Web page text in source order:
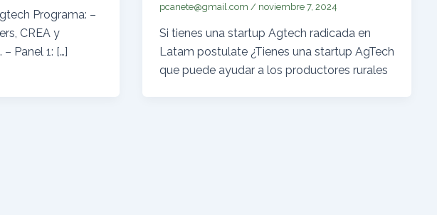
Programa: –
CREA y
Panel 1: […]
pcanete@gmail.com / noviembre 7, 2024
Si tienes una startup Agtech radicada en
Latam postulate ¿Tienes una startup AgTech
que puede ayudar a los productores rurales